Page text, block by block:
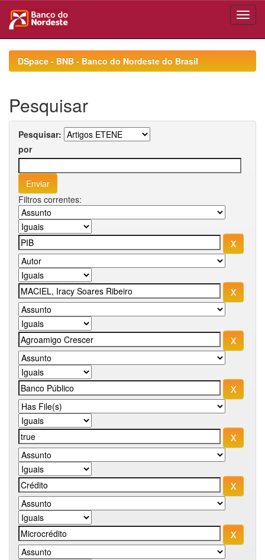
navigationDSpace - BNB - Banco do Nordeste do Brasil
Pesquisar
Pesquisar:
por
Filtros correntes: